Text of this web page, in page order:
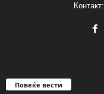
Контакт:
Повеќе вести